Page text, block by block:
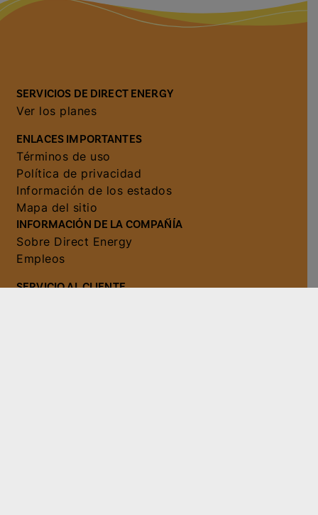
SERVICIOS DE DIRECT ENERGY
Ver los planes
ENLACES IMPORTANTES
Términos de uso
Política de privacidad
Información de los estados
Mapa del sitio
INFORMACIÓN DE LA COMPAÑÍA
Sobre Direct Energy
Empleos
SERVICIO AL CLIENTE